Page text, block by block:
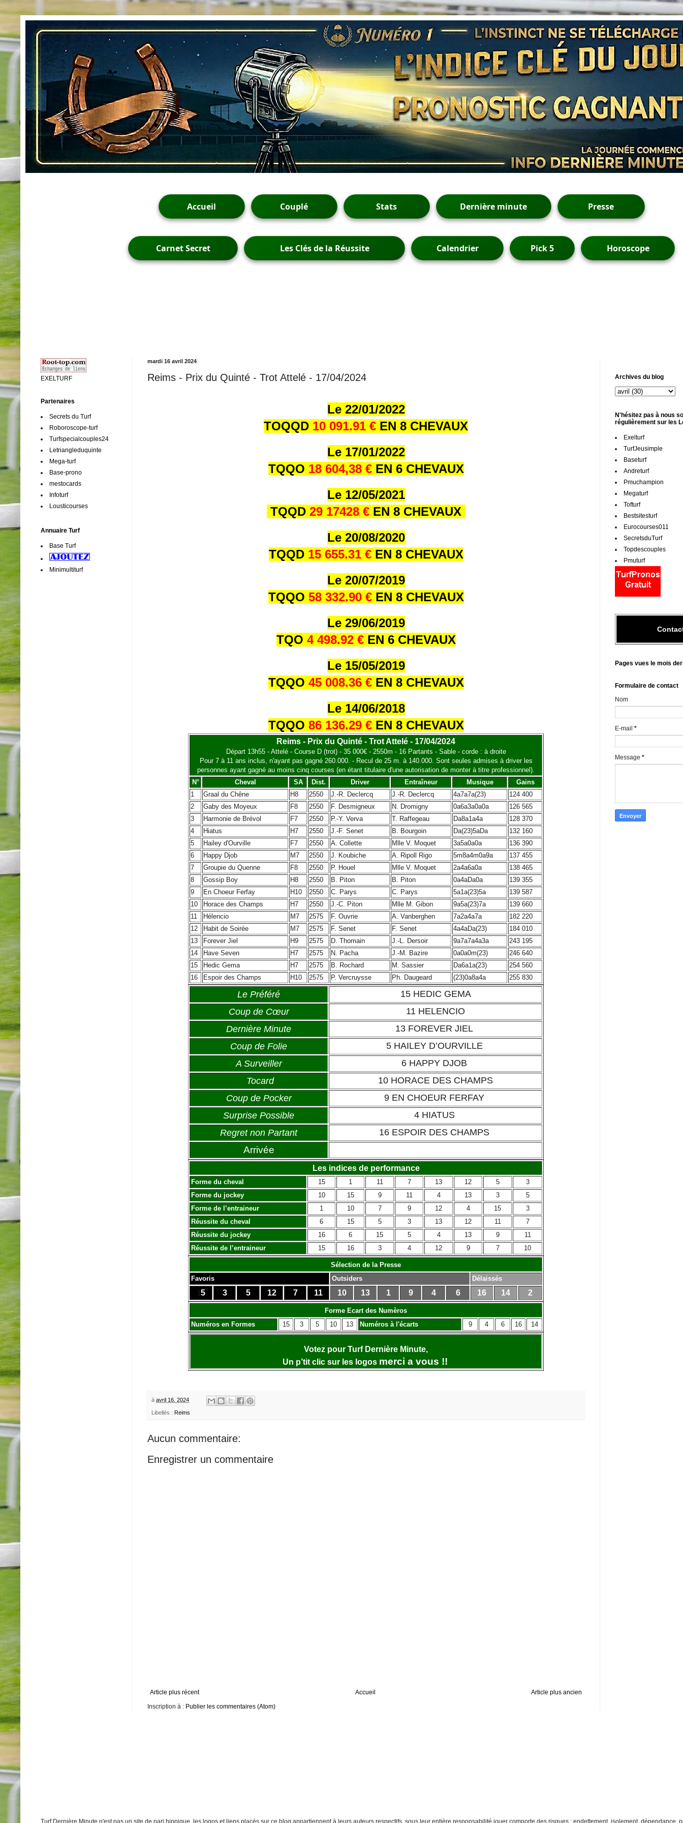
Accueil Couplé Stats Dernière minute Presse
Carnet Secret Les Clés de la Réussite Calendrier Pick 5 Horoscope
mardi 16 avril 2024
Reims - Prix du Quinté - Trot Attelé - 17/04/2024
Le 22/01/2022
TOQQD 10 091.91 € EN 8 CHEVAUX
Le 17/01/2022
TQQO 18 604,38 € EN 6 CHEVAUX
Le 12/05/2021
TQQD 29 17428 € EN 8 CHEVAUX
Le 20/08/2020
TQQD 15 655.31 € EN 8 CHEVAUX
Le 20/07/2019
TQQO 58 332.90 € EN 8 CHEVAUX
Le 29/06/2019
TQO 4 498.92 € EN 6 CHEVAUX
Le 15/05/2019
TQQO 45 008.36 € EN 8 CHEVAUX
Le 14/06/2018
TQQO 86 136.29 € EN 8 CHEVAUX
Reims - Prix du Quinté - Trot Attelé - 17/04/2024
Départ 13h55 - Attelé - Course D (trot) - 35 000€ - 2550m - 16 Partants - Sable - corde : à droite
Pour 7 à 11 ans inclus, n'ayant pas gagné 260.000. - Recul de 25 m. à 140.000. Sont seules admises à driver les
personnes ayant gagné au moins cinq courses (en étant titulaire d'une autorisation de monter à titre professionnel).
N°
Cheval SA Dist. Driver Entraîneur Musique
Gains
1
Graal du Chêne H8 2550 J.-R. Declercq J.-R. Declercq 4a7a7a(23)
124 400
2
Gaby des Moyeux F8 2550 F. Desmigneux N. Dromigny 0a6a3a0a0a
126 565
3
Harmonie de Brévol F7 2550 P.-Y. Verva T. Raffegeau Da8a1a4a
128 370
4
Hiatus H7 2550 J.-F. Senet B. Bourgoin Da(23)5aDa
132 160
5
Hailey d'Ourville F7 2550 A. Collette Mlle V. Moquet 3a5a0a0a
136 390
6
Happy Djob M7 2550 J. Koubiche A. Ripoll Rigo 5m8a4m0a9a
137 455
7
Groupie du Quenne F8 2550 P. Houel Mlle V. Moquet 2a4a6a0a
138 465
8
Gossip Boy H8 2550 B. Piton B. Piton 0a4aDa0a
139 355
9
En Choeur Ferfay H10 2550 C. Parys C. Parys 5a1a(23)5a
139 587
10
Horace des Champs H7 2550 J.-C. Piton Mlle M. Gibon 9a5a(23)7a
139 660
11
Hélencio M7 2575 F. Ouvrie A. Vanberghen 7a2a4a7a
182 220
12
Habit de Soirée M7 2575 F. Senet F. Senet 4a4aDa(23)
184 010
13
Forever Jiel H9 2575 D. Thomain J.-L. Dersoir 9a7a7a4a3a
243 195
14
Have Seven H7 2575 N. Pacha J.-M. Bazire 0a0a0m(23)
246 640
15
Hedic Gema H7 2575 B. Rochard M. Sassier Da6a1a(23)
254 560
16
Espoir des Champs H10 2575 P. Vercruysse Ph. Daugeard (23)0a8a4a 255 830
Le Préféré
15 HEDIC GEMA
Coup de Cœur
11 HELENCIO
Dernière Minute
13 FOREVER JIEL
Coup de Folie
5 HAILEY D’OURVILLE
A Surveiller
6 HAPPY DJOB
Tocard
10 HORACE DES CHAMPS
Coup de Pocker
9 EN CHOEUR FERFAY
Surprise Possible
4 HIATUS
Regret non Partant
16 ESPOIR DES CHAMPS
Arrivée
Les indices de performance
Forme du cheval 15 1 11 7 13 12 5
3
Forme du jockey
10 15 9 11 4 13 3
5
Forme de l’entraineur
1 10 7 9 12 4 15
3
Réussite du cheval
6 15 5 3 13 12 11
7
Réussite du jockey
16 6 15 5 4 13 9
11
Réussite de l’entraineur
15 16 3 4 12 9 7 10
Sélection de la Presse
Favoris
Outsiders
Délaissés
15 3 5 12 7 11 10 13 1 9 4 6 16 14 2
Forme Ecart des Numèros
Numéros en Formes
15 3 5 10 13 Numéros à l'écarts 9 4 6 16 14
Votez pour Turf Dernière Minute,
Un p’tit clic sur les logos merci a vous !!
à avril 16, 2024
Libellés : Reims
Aucun commentaire:
Enregistrer un commentaire
Article plus récent Article plus ancien
Accueil
Inscription à : Publier les commentaires (Atom)
EXELTURF
Partenaires
Secrets du Turf
Roboroscope-turf
Turfspecialcouples24
Letriangleduquinte
Mega-turf
Base-prono
mestocards
Infoturf
Lousticourses
Annuaire Turf
Base Turf
Minimultiturf
Archives du blog
N'hésitez pas à nous
régulièrement sur les
Exelturf
TurfJeusimple
Baseturf
Andreturf
Pmuchampion
Megaturf
Tofturf
Bestsitesturf
Eurocourses011
SecretsduTurf
Topdescouples
Pmuturf
Pages vues le mois
Formulaire de contact
Nom
E-mail *
Message *
Turf Dernière Minute n'est pas un site de pari hippique, les logos et liens placés sur ce blog appartiennent à leurs auteurs respectifs, sous leur entière responsabilité jouer comporte des risques : endettement, isolement, dépendance.